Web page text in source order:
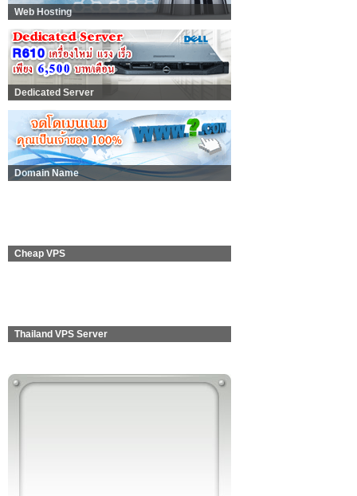
Web Hosting
Dedicated Server
Domain Name
Cheap VPS
Thailand VPS Server